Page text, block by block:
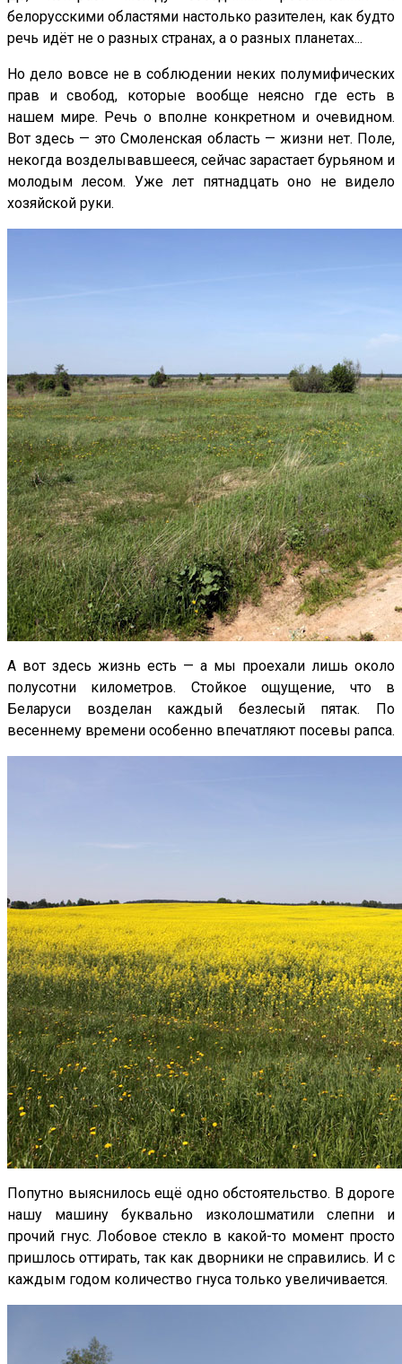
белорусскими областями настолько разителен, как будто
речь идёт не о разных странах, а о разных планетах...
Но дело вовсе не в соблюдении неких полумифических
прав и свобод, которые вообще неясно где есть в
нашем мире. Речь о вполне конкретном и очевидном.
Вот здесь — это Смоленская область — жизни нет. Поле,
некогда возделывавшееся, сейчас зарастает бурьяном и
молодым лесом. Уже лет пятнадцать оно не видело
хозяйской руки.
А вот здесь жизнь есть — а мы проехали лишь около
полусотни километров. Стойкое ощущение, что в
Беларуси возделан каждый безлесый пятак. По
весеннему времени особенно впечатляют посевы рапса.
Попутно выяснилось ещё одно обстоятельство. В дороге
нашу машину буквально изколошматили слепни и
прочий гнус. Лобовое стекло в какой-то момент просто
пришлось оттирать, так как дворники не справились. И с
каждым годом количество гнуса только увеличивается.